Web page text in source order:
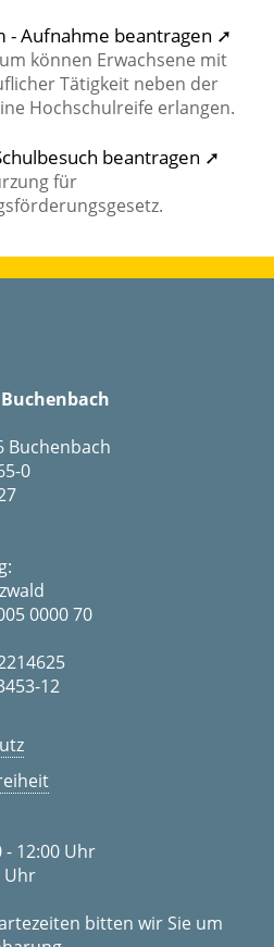
- Aufnahme beantragen ➚
können Erwachsene mit
Tätigkeit neben der
Hochschulreife erlangen.
beantragen ➚
für
Buchenbach
0
0000 70
12
- 12:00 Uhr
Uhr
bitten wir Sie um